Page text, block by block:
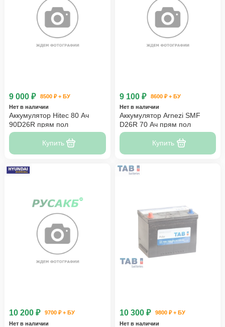
9 000 ₽
8500 ₽ + БУ
Нет в наличии
Аккумулятор Hitec 80 Ач
90D26R прям пол
Купить
9 100 ₽
8600 ₽ + БУ
Нет в наличии
Аккумулятор Arnezi SMF
D26R 70 Ач прям пол
Купить
10 200 ₽
9700 ₽ + БУ
Нет в наличии
10 300 ₽
9800 ₽ + БУ
Нет в наличии